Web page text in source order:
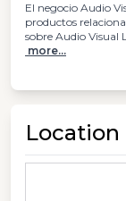
El negocio Audio
productos
sobre Audio Visual
more...
Location